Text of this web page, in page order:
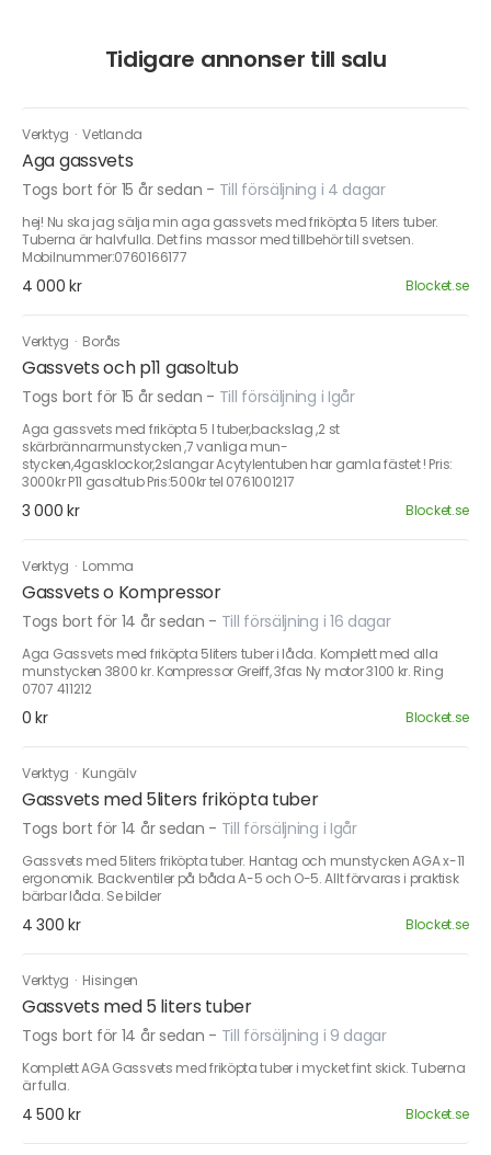
Tidigare annonser till salu
Verktyg ·Vetlanda
Aga gassvets
Togs bort för 15 år sedan - Till försäljning i 4 dagar
hej! Nu ska jag sälja min aga gassvets med friköpta 5 liters tuber.
Tuberna är halvfulla. Det fins massor med tillbehör till svetsen.
Mobilnummer:0760166177
4 000 kr Blocket.se
Verktyg · Borås
Gassvets och p11 gasoltub
Togs bort för 15 år sedan - Till försäljning i Igår
Aga gassvets med friköpta 5 l tuber,backslag ,2 st
skärbrännarmunstycken ,7 vanliga mun-
stycken,4gasklockor,2slangar Acytylentuben har gamla fästet ! Pris:
3000kr P11 gasoltub Pris:500kr tel 0761001217
3 000 kr Blocket.se
Verktyg · Lomma
Gassvets o Kompressor
Togs bort för 14 år sedan - Till försäljning i 16 dagar
Aga Gassvets med friköpta 5liters tuber i låda. Komplett med alla
munstycken 3800 kr. Kompressor Greiff, 3fas Ny motor 3100 kr. Ring
0707 411212
0 kr Blocket.se
Verktyg · Kungälv
Gassvets med 5liters friköpta tuber
Togs bort för 14 år sedan - Till försäljning i Igår
Gassvets med 5liters friköpta tuber. Hantag och munstycken AGA x-11
ergonomik. Backventiler på båda A-5 och O-5. Allt förvaras i praktisk
bärbar låda. Se bilder
4 300 kr Blocket.se
Verktyg · Hisingen
Gassvets med 5 liters tuber
Togs bort för 14 år sedan - Till försäljning i 9 dagar
Komplett AGA Gassvets med friköpta tuber i mycket fint skick. Tuberna
är fulla.
4 500 kr Blocket.se